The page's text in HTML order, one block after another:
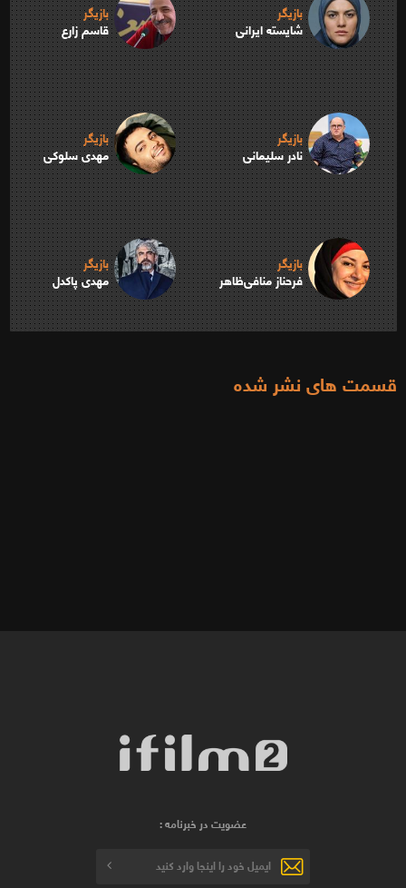
بازیگر
شایسته ایرانی
بازیگر
قاسم زارع
بازیگر
نادر سلیمانی
بازیگر
مهدی سلوکی
بازیگر
فرحناز منافی‌ظاهر
بازیگر
مهدی پاکدل
قسمت های نشر شده
عضویت در خبرنامه :